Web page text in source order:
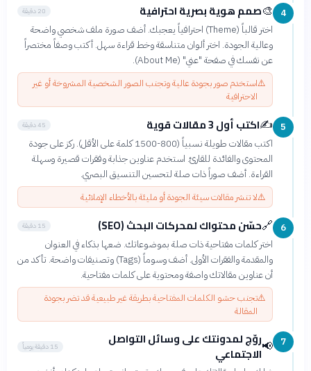
4
🎨صمم هوية بصرية احترافية 20 دقيقة
اختر قالباً (Theme) احترافياً يعجبك. أضف صورة ملف شخصي واضحة
وعالية الجودة. اختر ألوان متناسقة وخط قراءة سهل. أكتب وصفاً مختصراً
عن نفسك في صفحة "عني" (About Me).
⚠️استخدم صور بجودة عالية وتجنب الصور الشخصية المشروخة أو غير
الاحترافية
5
✍️اكتب أول 3 مقالات قوية 45 دقيقة
اكتب مقالات طويلة نسبياً (800-1500 كلمة على الأقل). ركز على جودة
المحتوى والفائدة للقارئ. استخدم عناوين جذابة وفقرات قصيرة وسهلة
القراءة. أضف صوراً ذات صلة لتحسين التنسيق البصري.
⚠️لا تنشر مقالات سيئة الجودة أو مليئة بالأخطاء الإملائية
6
🔗حسّن محتواك لمحركات البحث (SEO) 15 دقيقة
اختر كلمات مفتاحية ذات صلة بموضوعاتك. ضعها بذكاء في العنوان
والمقدمة والفقرات الأولى. أضف وسوماً (Tags) وتصنيفات واضحة. تأكد من
أن عناوين مقالاتك واصفة ومحتوية على كلمات مفتاحية.
⚠️تجنب حشو الكلمات المفتاحية بطريقة غير طبيعية قد تضر بجودة
المقالة
7
📢روّج لمدونتك على وسائل التواصل
الاجتماعي
15 دقيقة يومياً